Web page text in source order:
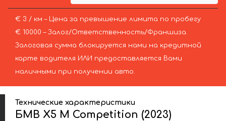
€ 3 / км – Цена за превышение лимита по пробегу
€ 10000 – Залог/Ответственность/Франшиза.
Залоговая сумма блокируется нами на кредитной
карте водителя ИЛИ предоставляется Вами
наличными при получении авто.
Технические характеристики
БМВ X5 M Competition (2023)